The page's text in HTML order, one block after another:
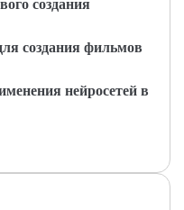
создания
создания фильмов
нейросетей в